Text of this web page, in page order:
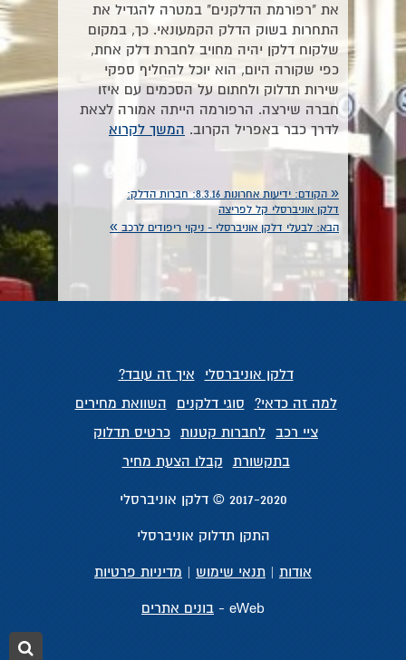
את "רפורמת הדלקנים" במטרה להגדיל את
התחרות בשוק הדלק הקמעונאי. כך, במקום
שלקוח דלקן יהיה מחויב לחברת דלק אחת,
כפי שקורה היום, הוא יוכל להחליף ספקי
שירות תדלוק ולחתום על הסכמים עם איזו
חברה שירצה. הרפורמה הייתה אמורה לצאת
לדרך כבר באפריל הקרוב. המשך לקרוא
« הקודם:
ידיעות אחרונות 8.3.16: חברות הדלק:
דלקן אוניברסלי קל לפריצה
הבא: לבעלי דלקן אוניברסלי - ניקוי ריפודים לרכב »
דלקן אוניברסלי
איך זה עובד?
למה זה כדאי? סוגי דלקנים
השוואת מחירים
ציי רכב לחברות קטנות כרטיס תדלוק
בתקשורת קבלו הצעת מחיר
2017-2020 © דלקן אוניברסלי
התקן תדלוק אוניברסלי
אודות | תנאי שימוש | מדיניות פרטיות
eWeb -
בונים אתרים